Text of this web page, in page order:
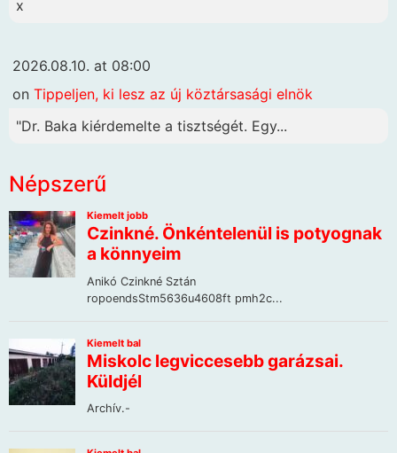
x
2026.08.10. at 08:00
on Tippeljen, ki lesz az új köztársasági elnök
"Dr. Baka kiérdemelte a tisztségét. Egy...
Népszerű